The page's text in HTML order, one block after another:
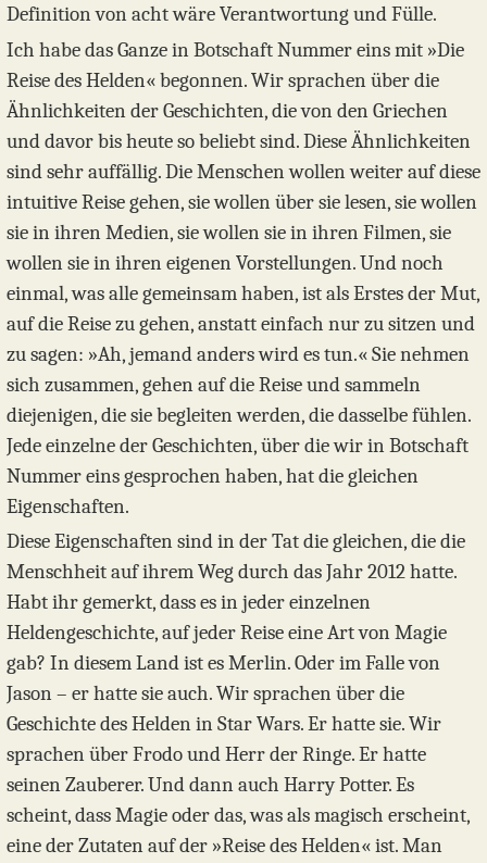
Definition von acht wäre Verantwortung und Fülle.
Ich habe das Ganze in Botschaft Nummer eins mit »Die
Reise des Helden« begonnen. Wir sprachen über die
Ähnlichkeiten der Geschichten, die von den Griechen
und davor bis heute so beliebt sind. Diese Ähnlichkeiten
sind sehr auffällig. Die Menschen wollen weiter auf diese
intuitive Reise gehen, sie wollen über sie lesen, sie wollen
sie in ihren Medien, sie wollen sie in ihren Filmen, sie
wollen sie in ihren eigenen Vorstellungen. Und noch
einmal, was alle gemeinsam haben, ist als Erstes der Mut,
auf die Reise zu gehen, anstatt einfach nur zu sitzen und
zu sagen: »Ah, jemand anders wird es tun.« Sie nehmen
sich zusammen, gehen auf die Reise und sammeln
diejenigen, die sie begleiten werden, die dasselbe fühlen.
Jede einzelne der Geschichten, über die wir in Botschaft
Nummer eins gesprochen haben, hat die gleichen
Eigenschaften.
Diese Eigenschaften sind in der Tat die gleichen, die die
Menschheit auf ihrem Weg durch das Jahr 2012 hatte.
Habt ihr gemerkt, dass es in jeder einzelnen
Heldengeschichte, auf jeder Reise eine Art von Magie
gab? In diesem Land ist es Merlin. Oder im Falle von
Jason – er hatte sie auch. Wir sprachen über die
Geschichte des Helden in Star Wars. Er hatte sie. Wir
sprachen über Frodo und Herr der Ringe. Er hatte
seinen Zauberer. Und dann auch Harry Potter. Es
scheint, dass Magie oder das, was als magisch erscheint,
eine der Zutaten auf der »Reise des Helden« ist. Man